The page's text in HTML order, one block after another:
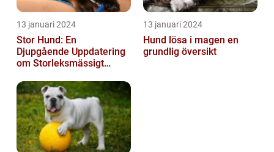
13 januari 2024
Stor Hund: En
Djupgående Uppdatering
om Storleksmässigt
Hundsporter för
Hundälskare
13 januari 2024
Hund lösa i magen en
grundlig översikt